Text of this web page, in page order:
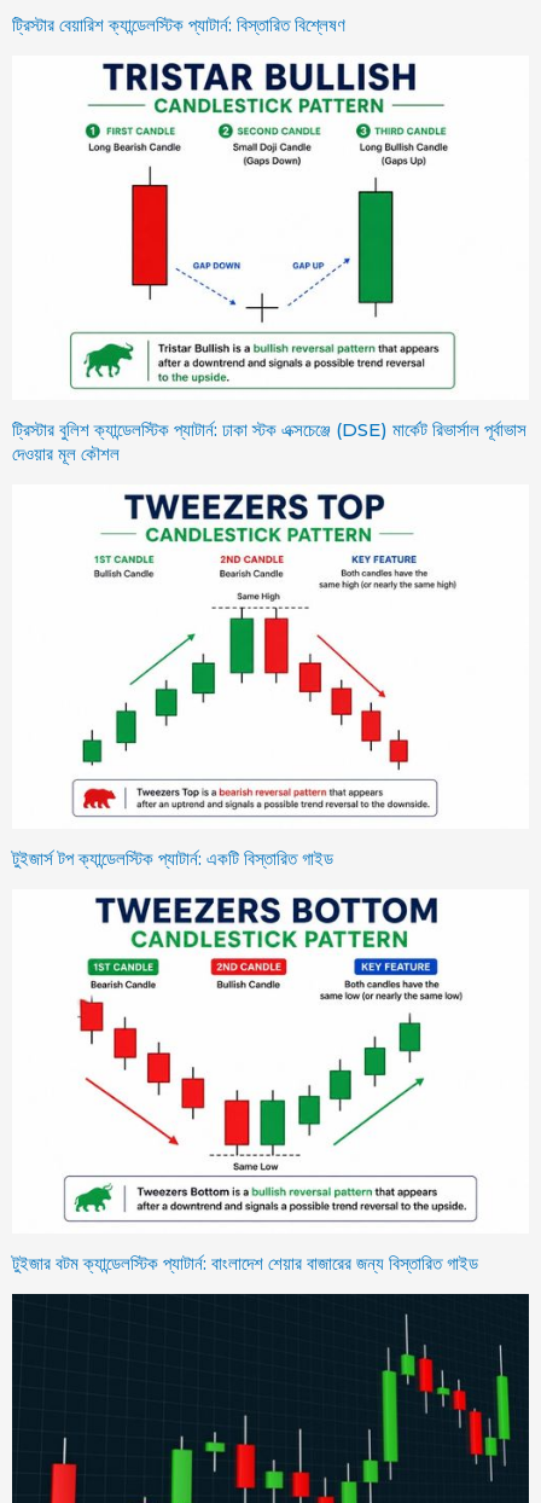
ট্রিস্টার বেয়ারিশ ক্যান্ডেলস্টিক প্যাটার্ন: বিস্তারিত বিশ্লেষণ
ট্রিস্টার বুলিশ ক্যান্ডেলস্টিক প্যাটার্ন: ঢাকা স্টক এক্সচেঞ্জে (DSE) মার্কেট রিভার্সাল পূর্বাভাস
দেওয়ার মূল কৌশল
টুইজার্স টপ ক্যান্ডেলস্টিক প্যাটার্ন: একটি বিস্তারিত গাইড
টুইজার বটম ক্যান্ডেলস্টিক প্যাটার্ন: বাংলাদেশ শেয়ার বাজারের জন্য বিস্তারিত গাইড